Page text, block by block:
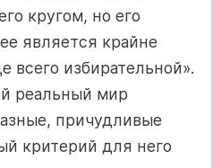
кругом, но его
является крайне
всего избирательной».
реальный мир
причудливые
критерий для него